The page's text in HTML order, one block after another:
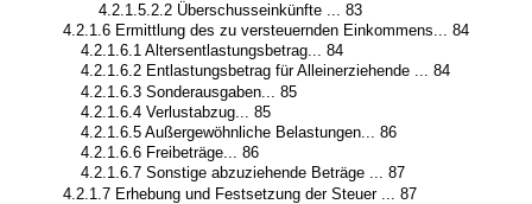
4.2.1.5.2.2 Überschusseinkünfte ... 83
4.2.1.6 Ermittlung des zu versteuernden Einkommens... 84
4.2.1.6.1 Altersentlastungsbetrag... 84
4.2.1.6.2 Entlastungsbetrag für Alleinerziehende ... 84
4.2.1.6.3 Sonderausgaben... 85
4.2.1.6.4 Verlustabzug... 85
4.2.1.6.5 Außergewöhnliche Belastungen... 86
4.2.1.6.6 Freibeträge... 86
4.2.1.6.7 Sonstige abzuziehende Beträge ... 87
4.2.1.7 Erhebung und Festsetzung der Steuer ... 87